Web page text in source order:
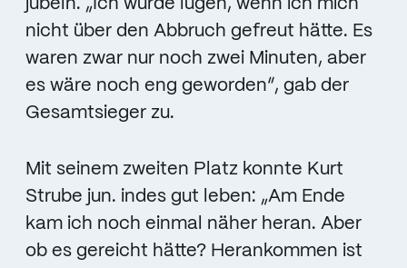
jubeln. „Ich würde lügen, wenn ich mich
nicht über den Abbruch gefreut hätte. Es
waren zwar nur noch zwei Minuten, aber
es wäre noch eng geworden“, gab der
Gesamtsieger zu.
Mit seinem zweiten Platz konnte Kurt
Strube jun. indes gut leben: „Am Ende
kam ich noch einmal näher heran. Aber
ob es gereicht hätte? Herankommen ist